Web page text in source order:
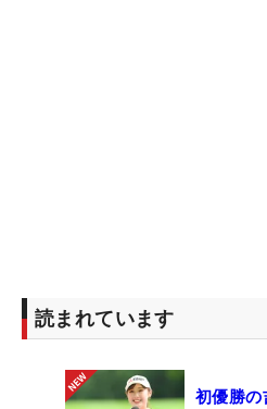
読まれています
初優勝